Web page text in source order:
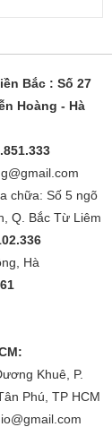
Bắc : Số 27
Hoàng - Hà
chữa: Số 5 ngõ
Q. Bắc Từ Liêm
Hà
Khuê, P.
Phú, TP HCM